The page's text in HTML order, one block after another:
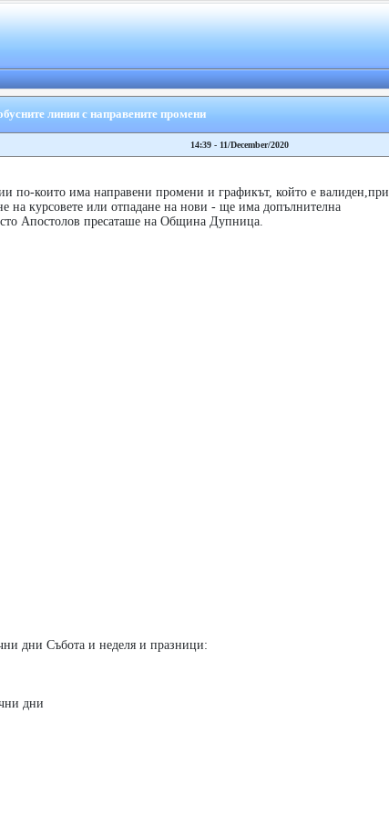
линии с направените промени
14:39 - 11/December/2020
по-които има направени промени и графикът, който е валиден,при
на курсовете или отпадане на нови - ще има допълнителна
Апостолов пресаташе на Община Дупница.
дни Събота и неделя и празници:
дни